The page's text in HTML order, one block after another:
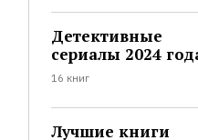
Детективные
сериалы 2024
16 книг
Лучшие книги